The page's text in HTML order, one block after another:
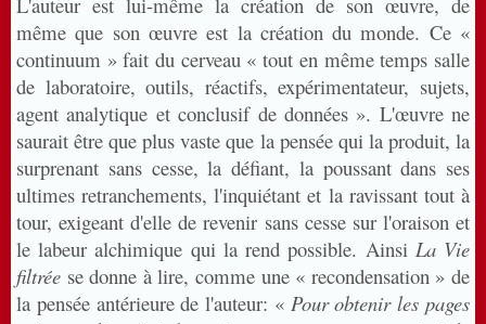
même que son œuvre est la création du monde. Ce «
continuum » fait du cerveau « tout en même temps salle
de laboratoire, outils, réactifs, expérimentateur, sujets,
agent analytique et conclusif de données ». L'œuvre ne
saurait être que plus vaste que la pensée qui la produit, la
surprenant sans cesse, la défiant, la poussant dans ses
ultimes retranchements, l'inquiétant et la ravissant tout à
tour, exigeant d'elle de revenir sans cesse sur l'oraison et
le labeur alchimique qui la rend possible. Ainsi La Vie
filtrée se donne à lire, comme une « recondensation » de
la pensée antérieure de l'auteur: « Pour obtenir les pages